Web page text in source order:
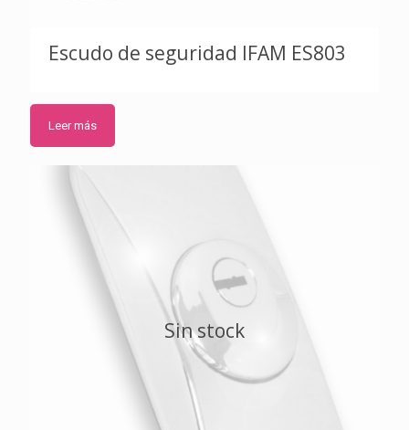
Escudo de seguridad IFAM ES803
Leer más
Sin stock